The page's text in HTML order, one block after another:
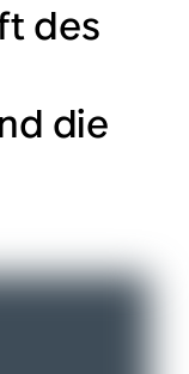
des
die